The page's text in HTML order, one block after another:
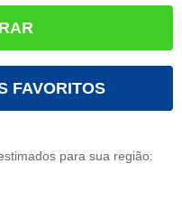
FAVORITOS
para sua região: